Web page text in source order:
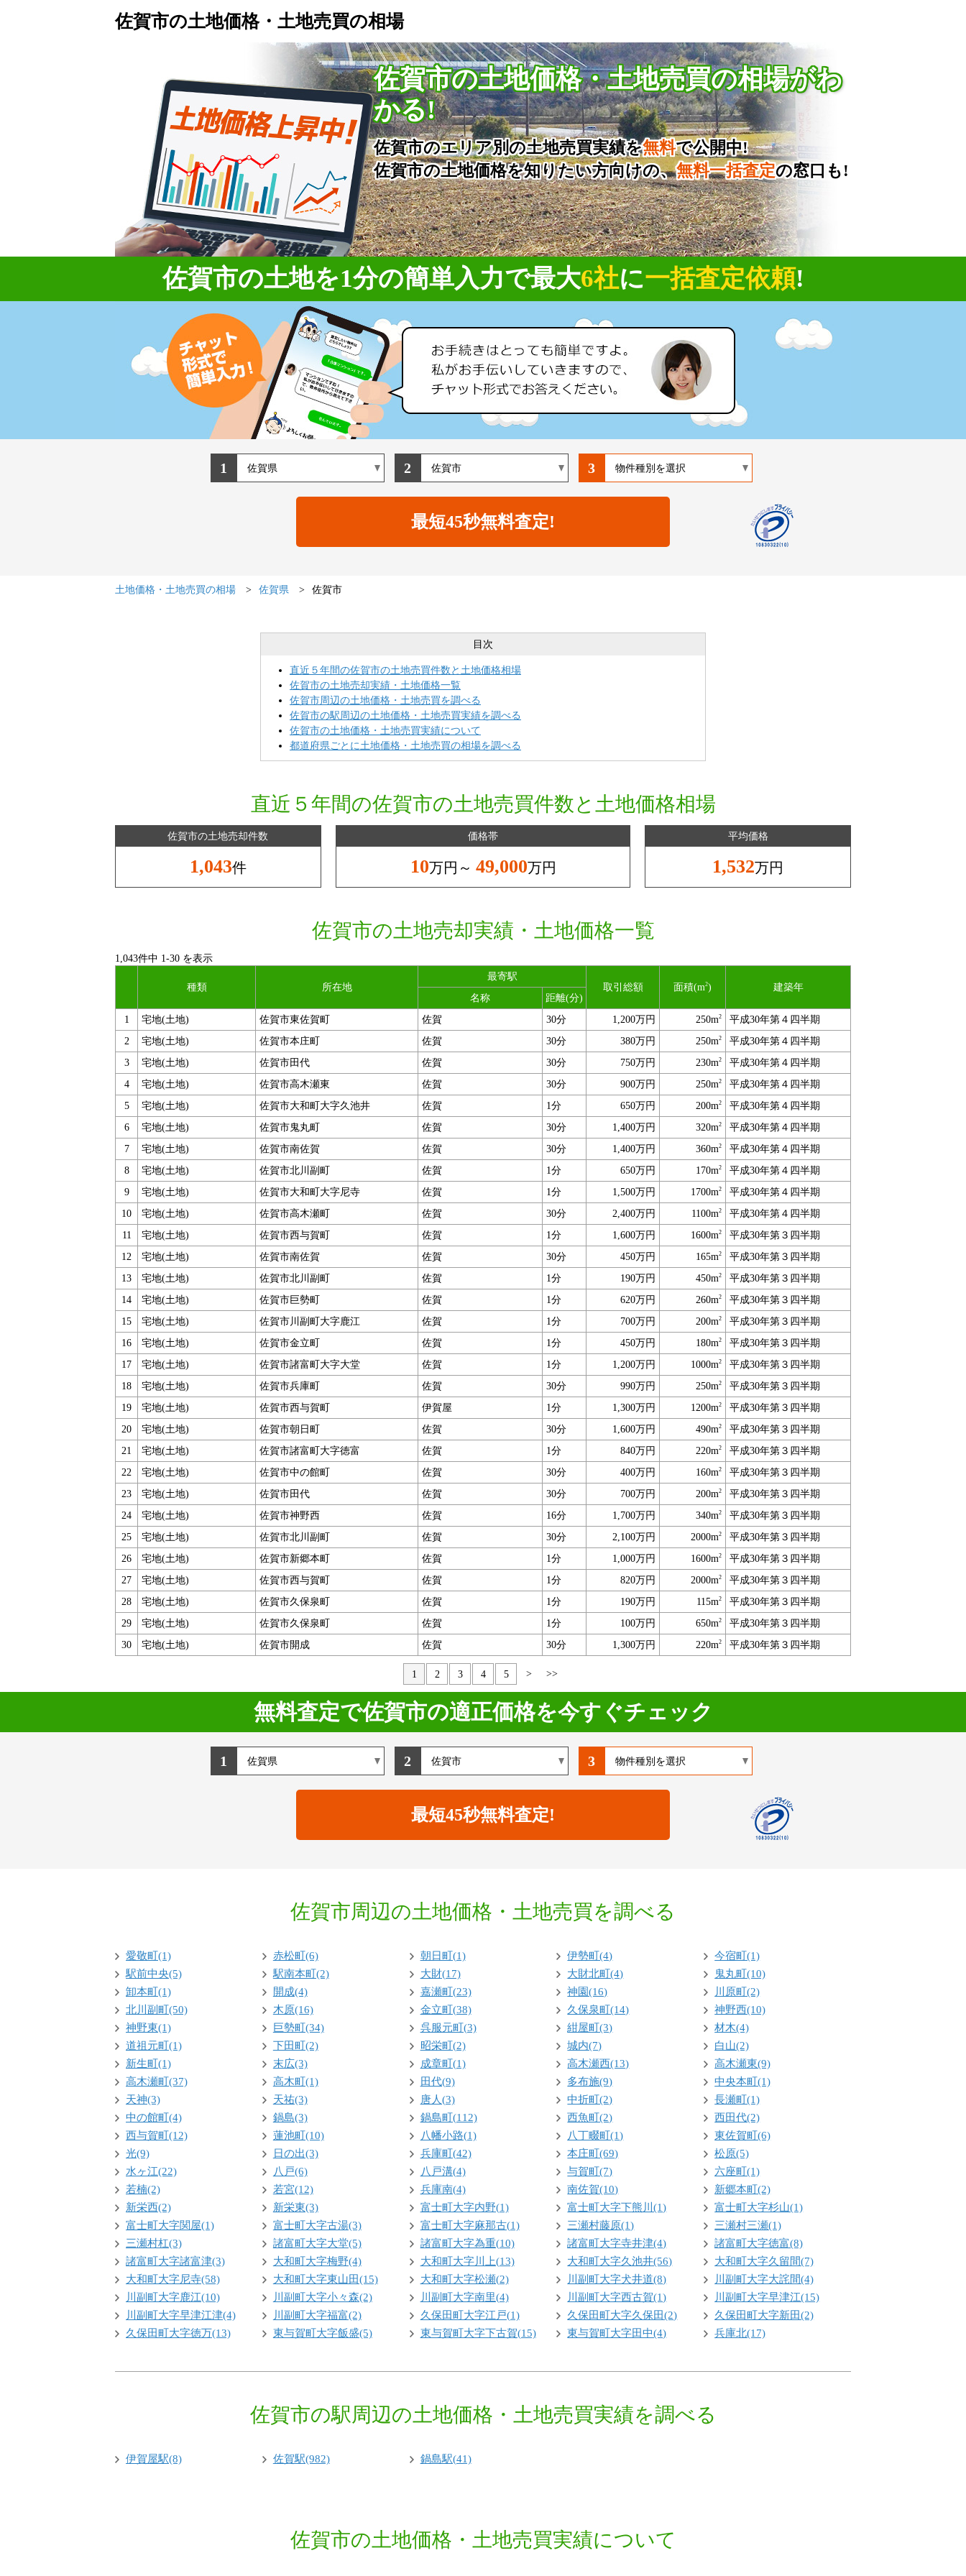
佐賀市の土地価格・土地売買の相場
佐賀市の土地価格・土地売買の相場がわ
かる!
佐賀市のエリア別の土地売買実績を無料で公開中!
佐賀市の土地価格を知りたい方向けの、無料一括査定の窓口も!
佐賀市の土地を1分の簡単入力で最大6社に一括査定依頼!
1 2 3
土地価格・土地売買の相場 佐賀県 佐賀市
目次
直近５年間の佐賀市の土地売買件数と土地価格相場
佐賀市の土地売却実績・土地価格一覧
佐賀市周辺の土地価格・土地売買を調べる
佐賀市の駅周辺の土地価格・土地売買実績を調べる
佐賀市の土地価格・土地売買実績について
都道府県ごとに土地価格・土地売買の相場を調べる
直近５年間の佐賀市の土地売買件数と土地価格相場
佐賀市の土地売却件数
1,043件
価格帯
10万円～ 49,000万円
平均価格
1,532万円
佐賀市の土地売却実績・土地価格一覧
1,043件中 1-30 を表示
種類 所在地
最寄駅
取引総額
面積(m2)
建築年
名称
距離(分)
1
宅地(土地) 佐賀市東佐賀町 佐賀 30分 1,200万円 250m2
平成30年第４四半期
2
宅地(土地) 佐賀市本庄町 佐賀 30分 380万円 250m2
平成30年第４四半期
3
宅地(土地) 佐賀市田代 佐賀 30分 750万円 230m2
平成30年第４四半期
4
宅地(土地) 佐賀市高木瀬東 佐賀 30分 900万円 250m2
平成30年第４四半期
5
宅地(土地) 佐賀市大和町大字久池井 佐賀 1分 650万円 200m2
平成30年第４四半期
6
宅地(土地) 佐賀市鬼丸町 佐賀 30分 1,400万円 320m2
平成30年第４四半期
7
宅地(土地) 佐賀市南佐賀 佐賀 30分 1,400万円 360m2
平成30年第４四半期
8
宅地(土地) 佐賀市北川副町 佐賀 1分 650万円 170m2
平成30年第４四半期
9
宅地(土地) 佐賀市大和町大字尼寺 佐賀 1分 1,500万円 1700m2
平成30年第４四半期
10
宅地(土地) 佐賀市高木瀬町 佐賀 30分 2,400万円 1100m2
平成30年第４四半期
11
宅地(土地) 佐賀市西与賀町 佐賀 1分 1,600万円 1600m2
平成30年第３四半期
12
宅地(土地) 佐賀市南佐賀 佐賀 30分 450万円 165m2
平成30年第３四半期
13
宅地(土地) 佐賀市北川副町 佐賀 1分 190万円 450m2
平成30年第３四半期
14
宅地(土地) 佐賀市巨勢町 佐賀 1分 620万円 260m2
平成30年第３四半期
15
宅地(土地) 佐賀市川副町大字鹿江 佐賀 1分 700万円 200m2
平成30年第３四半期
16
宅地(土地) 佐賀市金立町 佐賀 1分 450万円 180m2
平成30年第３四半期
17
宅地(土地) 佐賀市諸富町大字大堂 佐賀 1分 1,200万円 1000m2
平成30年第３四半期
18
宅地(土地) 佐賀市兵庫町 佐賀 30分 990万円 250m2
平成30年第３四半期
19
宅地(土地) 佐賀市西与賀町 伊賀屋 1分 1,300万円 1200m2
平成30年第３四半期
20
宅地(土地) 佐賀市朝日町 佐賀 30分 1,600万円 490m2
平成30年第３四半期
21
宅地(土地) 佐賀市諸富町大字徳富 佐賀 1分 840万円 220m2
平成30年第３四半期
22
宅地(土地) 佐賀市中の館町 佐賀 30分 400万円 160m2
平成30年第３四半期
23
宅地(土地) 佐賀市田代 佐賀 30分 700万円 200m2
平成30年第３四半期
24
宅地(土地) 佐賀市神野西 佐賀 16分 1,700万円 340m2
平成30年第３四半期
25
宅地(土地) 佐賀市北川副町 佐賀 30分 2,100万円 2000m2
平成30年第３四半期
26
宅地(土地) 佐賀市新郷本町 佐賀 1分 1,000万円 1600m2
平成30年第３四半期
27
宅地(土地) 佐賀市西与賀町 佐賀 1分 820万円 2000m2
平成30年第３四半期
28
宅地(土地) 佐賀市久保泉町 佐賀 1分 190万円 115m2
平成30年第３四半期
29
宅地(土地) 佐賀市久保泉町 佐賀 1分 100万円 650m2
平成30年第３四半期
30
宅地(土地) 佐賀市開成 佐賀 30分 1,300万円 220m2 平成30年第３四半期
1 2 3 4 5 > >>
無料査定で佐賀市の適正価格を今すぐチェック
1 2 3
佐賀市周辺の土地価格・土地売買を調べる
愛敬町(1) 赤松町(6) 朝日町(1) 伊勢町(4)
今宿町(1)
駅前中央(5)
駅南本町(2) 大財(17) 大財北町(4)
鬼丸町(10)
卸本町(1)
開成(4) 嘉瀬町(23) 神園(16)
川原町(2)
北川副町(50)
木原(16) 金立町(38) 久保泉町(14)
神野西(10)
神野東(1)
巨勢町(34) 呉服元町(3) 紺屋町(3)
材木(4)
道祖元町(1)
下田町(2) 昭栄町(2) 城内(7)
白山(2)
新生町(1)
末広(3) 成章町(1) 高木瀬西(13)
高木瀬東(9)
高木瀬町(37)
高木町(1) 田代(9) 多布施(9)
中央本町(1)
天神(3)
天祐(3) 唐人(3) 中折町(2)
長瀬町(1)
中の館町(4)
鍋島(3) 鍋島町(112) 西魚町(2)
西田代(2)
西与賀町(12)
蓮池町(10) 八幡小路(1) 八丁畷町(1)
東佐賀町(6)
光(9)
日の出(3) 兵庫町(42) 本庄町(69)
松原(5)
水ヶ江(22)
八戸(6) 八戸溝(4) 与賀町(7)
六座町(1)
若楠(2)
若宮(12) 兵庫南(4) 南佐賀(10)
新郷本町(2)
新栄西(2)
新栄東(3) 富士町大字内野(1) 富士町大字下熊川(1)
富士町大字杉山(1)
富士町大字関屋(1)
富士町大字古湯(3) 富士町大字麻那古(1) 三瀬村藤原(1)
三瀬村三瀬(1)
三瀬村杠(3)
諸富町大字大堂(5) 諸富町大字為重(10) 諸富町大字寺井津(4)
諸富町大字徳富(8)
諸富町大字諸富津(3)
大和町大字梅野(4) 大和町大字川上(13) 大和町大字久池井(56)
大和町大字久留間(7)
大和町大字尼寺(58)
大和町大字東山田(15) 大和町大字松瀬(2) 川副町大字犬井道(8)
川副町大字大詫間(4)
川副町大字鹿江(10)
川副町大字小々森(2) 川副町大字南里(4) 川副町大字西古賀(1)
川副町大字早津江(15)
川副町大字早津江津(4)
川副町大字福富(2) 久保田町大字江戸(1) 久保田町大字久保田(2)
久保田町大字新田(2)
久保田町大字徳万(13)
東与賀町大字飯盛(5) 東与賀町大字下古賀(15) 東与賀町大字田中(4) 兵庫北(17)
佐賀市の駅周辺の土地価格・土地売買実績を調べる
伊賀屋駅(8) 佐賀駅(982) 鍋島駅(41)
佐賀市の土地価格・土地売買実績について